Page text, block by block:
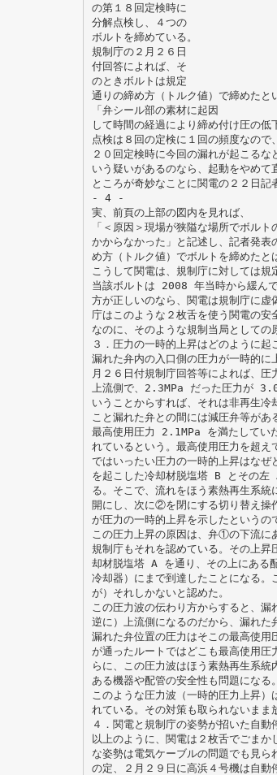
の第１８回定検時に
分解点検し、４つの
ボルトを締めている。
規制庁の２月２６日
付回答によれば、そ
のときボルトは規定
通りの締め方（トルク値）で締めたと
「弁シール部の素材に起因
して時間の経過により締め付け圧の
点検は８回の定検に１回の頻度なの
２０回定検時に今回の漏れが起こる
いう疑いがあるのなら、起動をやめて
ところが奇妙なことに関電の２２日
- 4 -
実、前頁の上部の図内を見れば、
「＜原因＞現場が狭隘な場所でボル
かからなかった」と記述し、記者発
め方（トルク値）でボルトを締めたと
こうして関電は、規制庁に対しては規
当該ボルトは 2008 年当時から緩ん
方が正しいのなら、関電は規制庁に
庁はこのような２枚舌を使う関電の安
なのに、そのような規制当局としての
３．圧力の一時的上昇はどのように起
漏れた弁内の入口側の圧力が一時的に
月２６日付規制庁回答等によれば、
上流側で、2.3MPa だった圧力が
いうことからすれば、それは非再生
こと漏れた弁との間には減圧弁等が
最高使用圧力 2.1MPa を満たしてい
れているという。最高使用圧力を超え
ではいったい圧力の一時的上昇はな
を起こした冷却材脱塩塔 B とその
る。そこで、流れをほう素熱再生系
開にし、次に②を閉にする切り替え操
が圧力の一時的上昇を示したというの
この圧力上昇の原因は、弁①の下流に
規制庁もそれを認めている。その上
却材脱塩塔 A を通り、その上にある
冷却器）にまで到達したことになる
が）それしかないと認めた。
この圧力波の伝わり方からすると、
逆に）上流側になるのだから、漏れ
漏れた弁位置の圧力はそこの最高使
が通ったルートではどこも最高使用圧
らに、この圧力波はほう素熱再生系
ある機器や配管の安全性も問題になる
このような圧力波（一時的圧力上昇
れている。その対策も取られないまま
４．関電と規制庁の姿勢が招いた自
以上のように、関電は２枚舌でごまか
な姿勢は電気ケーブルの問題でも見
の定、２月２９日に高浜４号機は自動